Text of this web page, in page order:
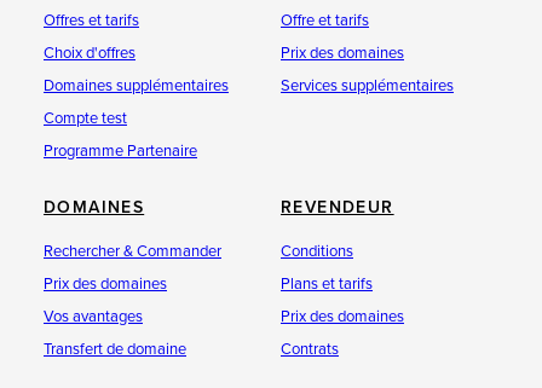
Offres et tarifs
Choix d'offres
Domaines supplémentaires
Compte test
Programme Partenaire
Offre et tarifs
Prix des domaines
Services supplémentaires
DOMAINES
Rechercher & Commander
Prix des domaines
Vos avantages
Transfert de domaine
REVENDEUR
Conditions
Plans et tarifs
Prix des domaines
Contrats